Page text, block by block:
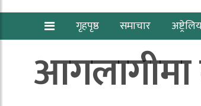
गृहपृष्ठ समाचार
आगलागीमा